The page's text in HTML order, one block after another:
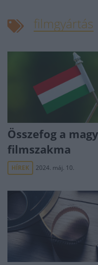
filmgyártás
Összefog a
filmszakma
HÍREK 2024. máj. 10.